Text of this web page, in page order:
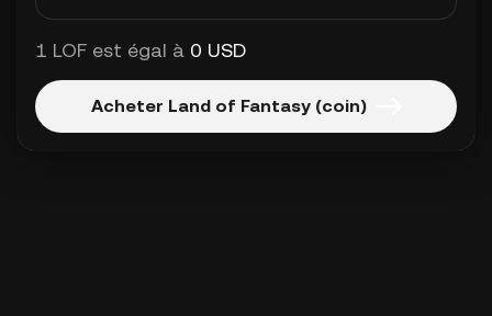
1 LOF est égal à 0 USD
Acheter Land of Fantasy (coin)